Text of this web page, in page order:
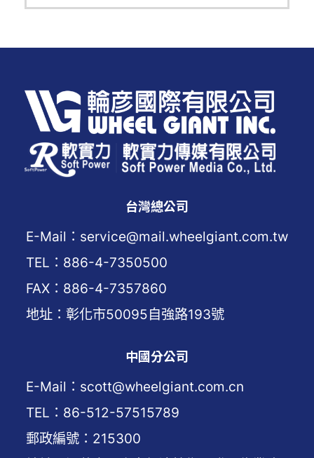
台灣總公司
E-Mail：service@mail.wheelgiant.com.tw
TEL：886-4-7350500
FAX：886-4-7357860
地址：彰化市50095自強路193號
中國分公司
E-Mail：scott@wheelgiant.com.cn
TEL：86-512-57515789
郵政編號：215300